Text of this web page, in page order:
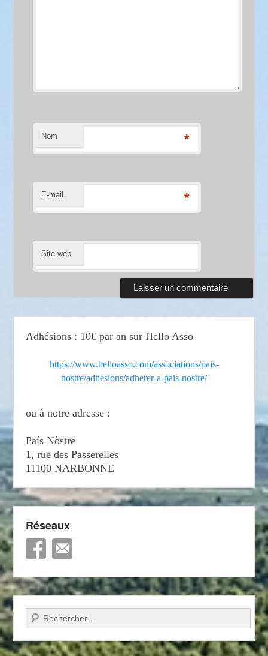
Nom *
E-mail *
Site web
Adhésions : 10€ par an sur Hello Asso
https://www.helloasso.com/associations/pais-
nostre/adhesions/adherer-a-pais-nostre/
ou à notre adresse :
País Nòstre
1, rue des Passerelles
11100 NARBONNE
Réseaux
Recherche